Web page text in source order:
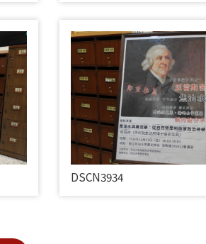
DSCN3934